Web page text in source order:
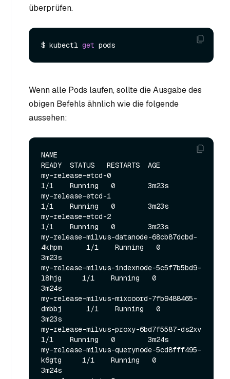
überprüfen.
$ kubectl get
Wenn alle Pods laufen, sollte die Ausgabe des
obigen Befehls ähnlich wie die folgende
aussehen:
NAME
READY  STATUS   RESTARTS  AGE
my-release-etcd-0
1/1    Running   0        3m23s
my-release-etcd-1
1/1    Running   0        3m23s
my-release-etcd-2
1/1    Running   0        3m23s
my-release-milvus-datanode-68cb87dcbd-
4khpm      1/1    Running   0
3m23s
my-release-milvus-indexnode-5c5f7b5bd9-
l8hjg     1/1    Running   0
3m24s
my-release-milvus-mixcoord-7fb9488465-
dmbbj      1/1    Running   0
3m23s
my-release-milvus-proxy-6bd7f5587-ds2xv
1/1    Running   0        3m24s
my-release-milvus-querynode-5cd8fff495-
k6gtg     1/1    Running   0
3m24s